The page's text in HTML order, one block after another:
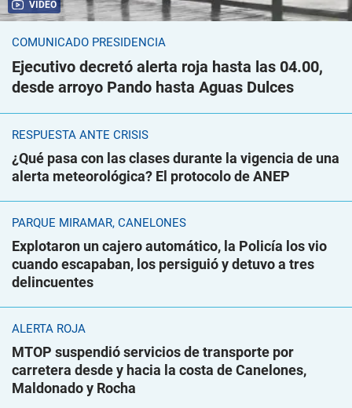
VIDEO
COMUNICADO PRESIDENCIA
Ejecutivo decretó alerta roja hasta las 04.00,
desde arroyo Pando hasta Aguas Dulces
RESPUESTA ANTE CRISIS
¿Qué pasa con las clases durante la vigencia de una
alerta meteorológica? El protocolo de ANEP
PARQUE MIRAMAR, CANELONES
Explotaron un cajero automático, la Policía los vio
cuando escapaban, los persiguió y detuvo a tres
delincuentes
ALERTA ROJA
MTOP suspendió servicios de transporte por
carretera desde y hacia la costa de Canelones,
Maldonado y Rocha